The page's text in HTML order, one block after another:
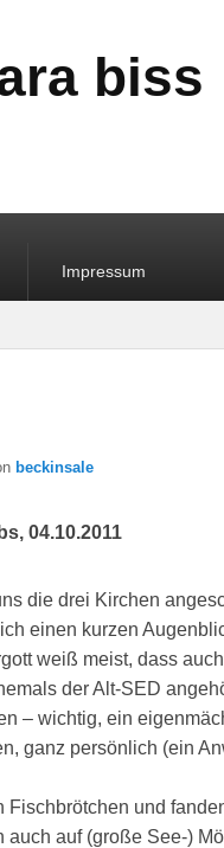
biss
Impressum
beckinsale
04.10.2011
die drei Kirchen
einen kurzen
weiß meist, dass
der Alt-SED
– wichtig, ein
ganz persönlich (ein
Fischbrötchen und
auf (große See-)